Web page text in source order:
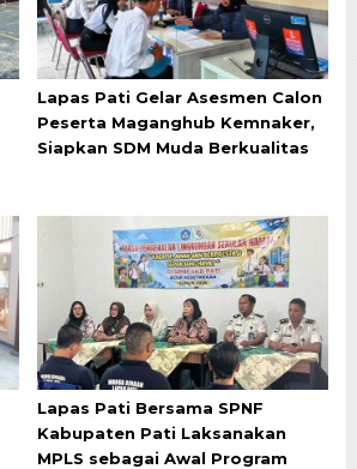
Lapas Pati Gelar Asesmen Calon
Peserta Maganghub Kemnaker,
Siapkan SDM Muda Berkualitas
Lapas Pati Bersama SPNF
Kabupaten Pati Laksanakan
MPLS sebagai Awal Program